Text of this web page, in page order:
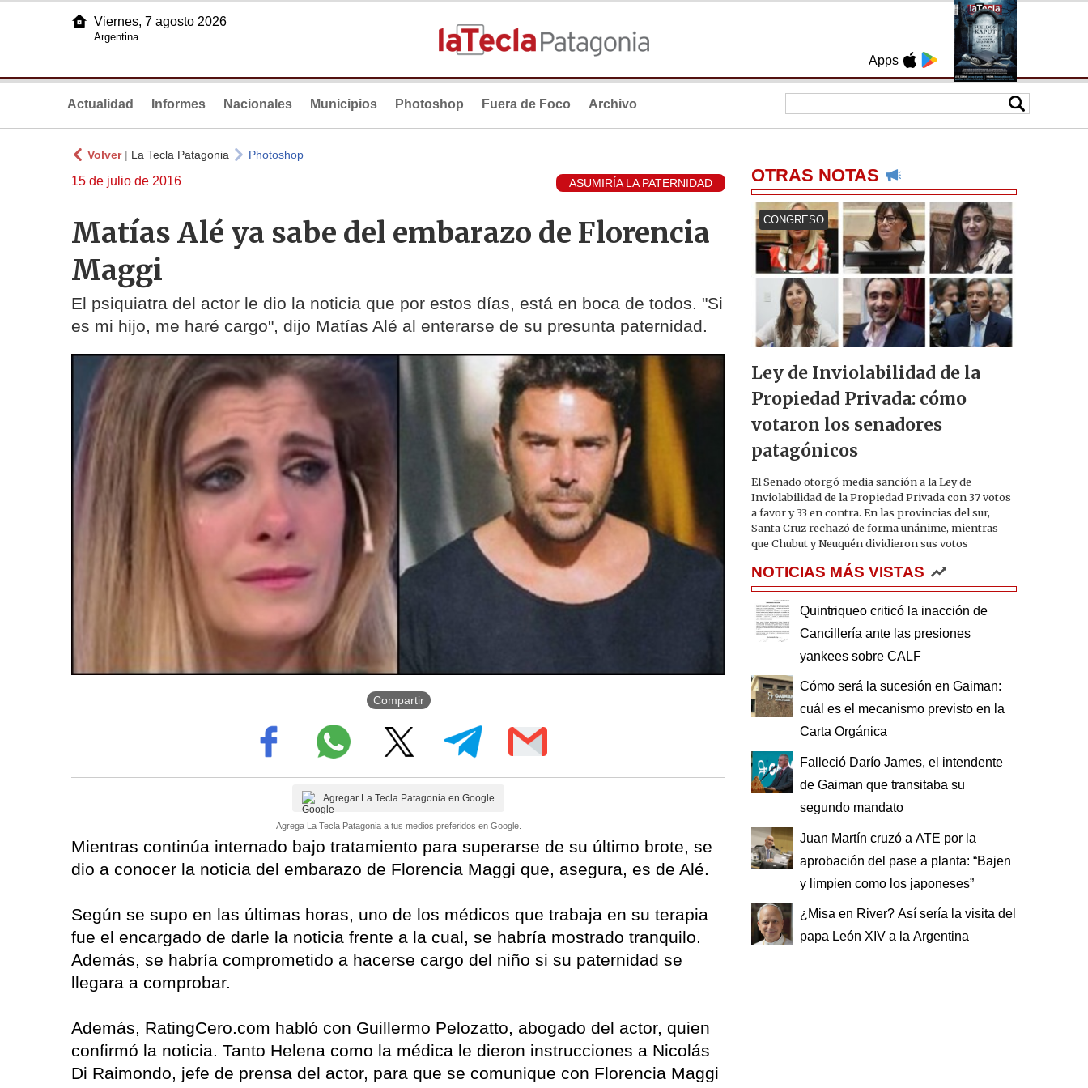
Apps
Viernes, 7 agosto 2026
Argentina
Actualidad Informes Nacionales Municipios Photoshop Fuera de Foco Archivo
Volver| La Tecla Patagonia Photoshop
15 de julio de 2016 ASUMIRÍA LA PATERNIDAD
Matías Alé ya sabe del embarazo de Florencia
Maggi
El psiquiatra del actor le dio la noticia que por estos días, está en boca de todos. "Si
es mi hijo, me haré cargo", dijo Matías Alé al enterarse de su presunta paternidad.
Compartir
Agregar La Tecla Patagonia en Google
Agrega La Tecla Patagonia a tus medios preferidos en Google.
Mientras continúa internado bajo tratamiento para superarse de su último brote, se
dio a conocer la noticia del embarazo de Florencia Maggi que, asegura, es de Alé.
Según se supo en las últimas horas, uno de los médicos que trabaja en su terapia
fue el encargado de darle la noticia frente a la cual, se habría mostrado tranquilo.
Además, se habría comprometido a hacerse cargo del niño si su paternidad se
llegara a comprobar.
Además, RatingCero.com habló con Guillermo Pelozatto, abogado del actor, quien
confirmó la noticia. Tanto Helena como la médica le dieron instrucciones a Nicolás
Di Raimondo, jefe de prensa del actor, para que se comunique con Florencia Maggi
OTRAS NOTAS
CONGRESO
Ley de Inviolabilidad de la
Propiedad Privada: cómo
votaron los senadores
patagónicos
El Senado otorgó media sanción a la Ley de
Inviolabilidad de la Propiedad Privada con 37 votos
a favor y 33 en contra. En las provincias del sur,
Santa Cruz rechazó de forma unánime, mientras
que Chubut y Neuquén dividieron sus votos
NOTICIAS MÁS VISTAS
Quintriqueo criticó la inacción de
Cancillería ante las presiones
yankees sobre CALF
Cómo será la sucesión en Gaiman:
cuál es el mecanismo previsto en la
Carta Orgánica
Falleció Darío James, el intendente
de Gaiman que transitaba su
segundo mandato
Juan Martín cruzó a ATE por la
aprobación del pase a planta: “Bajen
y limpien como los japoneses”
¿Misa en River? Así sería la visita del
papa León XIV a la Argentina